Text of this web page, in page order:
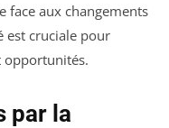
face aux changements
est cruciale pour
opportunités.
par la